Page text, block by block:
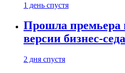
1 день спустя
Прошла премьера
версии бизнес-
2 дня спустя